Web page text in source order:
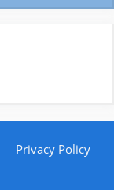
Privacy Policy